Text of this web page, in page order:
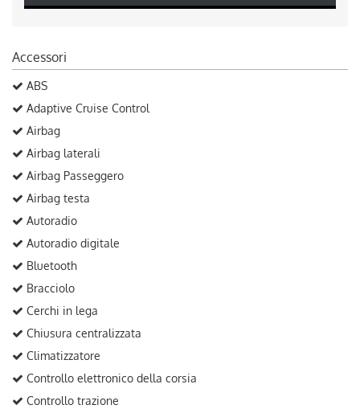
Accessori
ABS
Adaptive Cruise Control
Airbag
Airbag laterali
Airbag Passeggero
Airbag testa
Autoradio
Autoradio digitale
Bluetooth
Bracciolo
Cerchi in lega
Chiusura centralizzata
Climatizzatore
Controllo elettronico della corsia
Controllo trazione